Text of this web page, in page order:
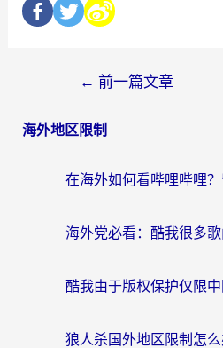
← 前一篇文章
海外地区限制